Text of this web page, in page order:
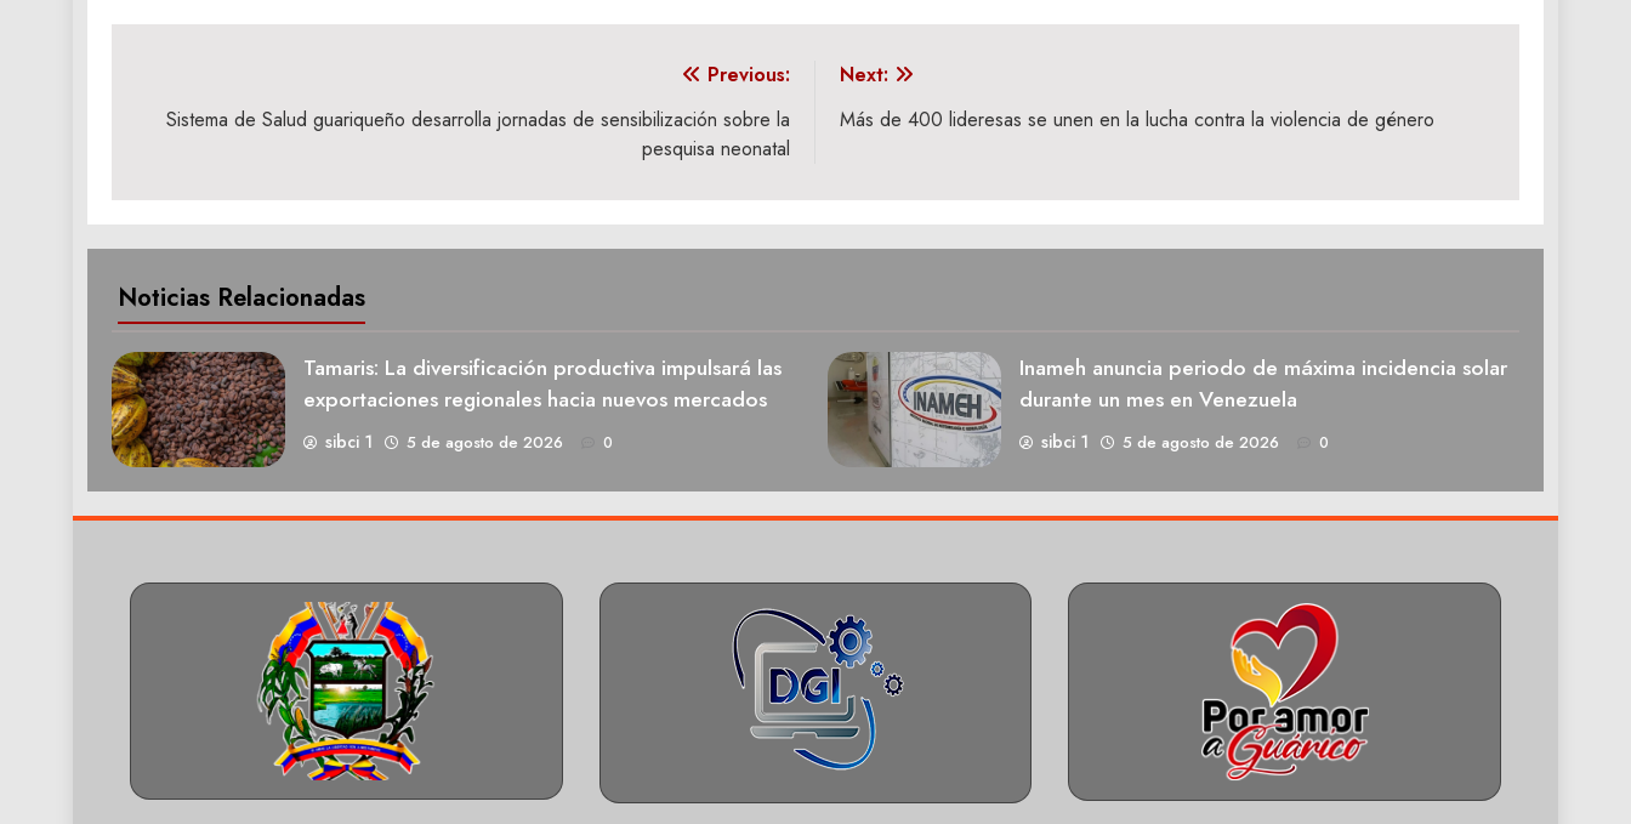
de
Previous:
Sistema de Salud guariqueño desarrolla jornadas de sensibilización sobre la
pesquisa neonatal
Next:
Más de 400 lideresas se unen en la lucha contra la violencia de género
Noticias Relacionadas
Tamaris: La diversificación productiva impulsará las
exportaciones regionales hacia nuevos mercados
sibci 1 5 de agosto de 2026 0
Inameh anuncia periodo de máxima incidencia solar
durante un mes en Venezuela
sibci 1 5 de agosto de 2026 0